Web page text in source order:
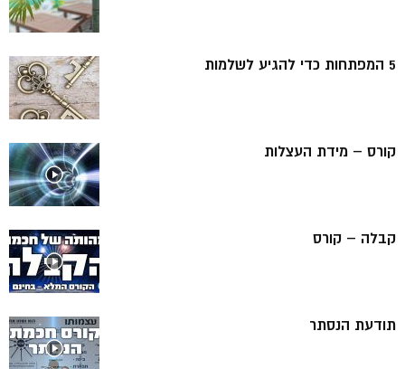
5 המפתחות כדי להגיע לשלמות
קורס – מידת העצלות
קבלה – קורס
תודעת הנסתר